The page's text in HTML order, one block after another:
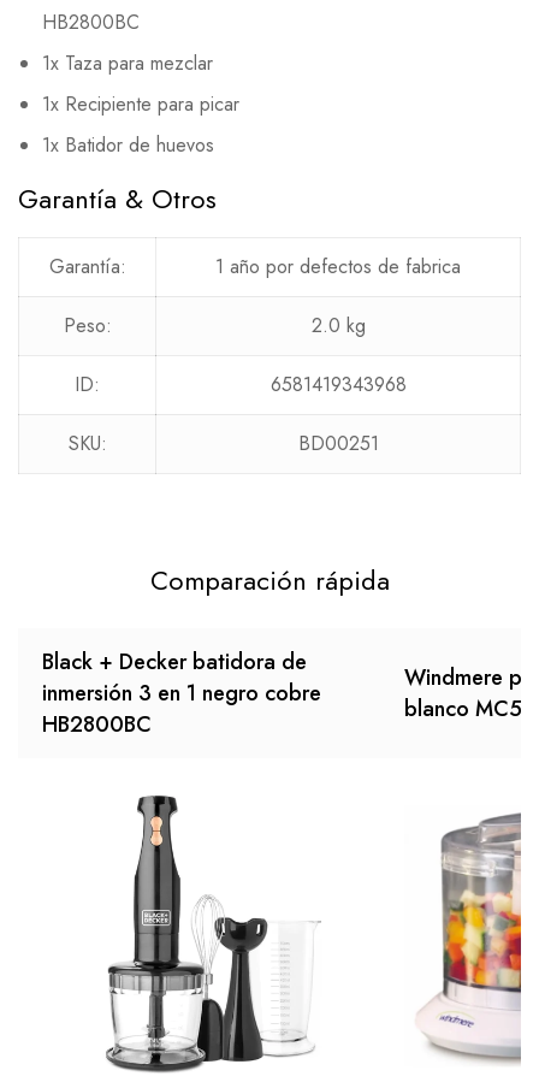
HB2800BC
1x Taza para mezclar
1x Recipiente para picar
1x Batidor de huevos
Garantía & Otros
Garantía: 1 año por defectos de fabrica
Peso: 2.0 kg
ID: 6581419343968
SKU: BD00251
Comparación rápida
Black + Decker batidora de
inmersión 3 en 1 negro cobre
HB2800BC
Windmere
blanco MC50